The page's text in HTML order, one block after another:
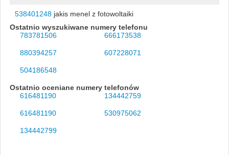
538401248jakis menel z fotowoltaiki
Ostatnio wyszukiwane numery telefonu
783781506
666173538
880394257 607228071
504186548
Ostatnio oceniane numery telefonów
616481190
134442759
616481190 530975062
134442799